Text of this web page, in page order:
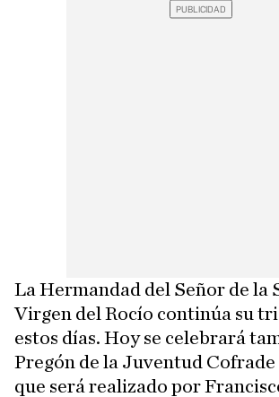
La Hermandad del Señor de la
Virgen del Rocío continúa su
estos días. Hoy se celebrará
Pregón de la Juventud Cofrade
que será realizado por